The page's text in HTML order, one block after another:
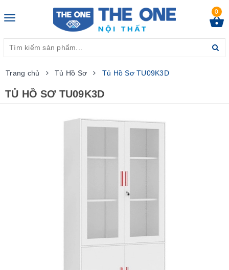
Toggle
0
Trang chủ Tủ Hồ Sơ Tủ Hồ Sơ TU09K3D
TỦ HỒ SƠ TU09K3D